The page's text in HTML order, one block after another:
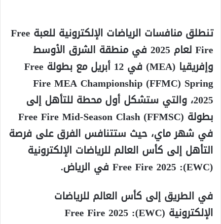
تنطلق منافسات الرياضات الإلكترونية للعبة Free
Fire لعام 2025 في منطقة الشرق الأوسط
وإفريقيا (MEA) في 12 أبريل مع بطولة Free
Fire MEA Championship (FFMC) Spring
2025، والتي ستشكل أول محطة للتأهل إلى
بطولة Free Fire Mid-Season Clash (FFMSC)
في شهر ماي، حيث ستتنافس الفرق على فرصة
التأهل إلى كأس العالم للرياضات الإلكترونية
(EWC): Free Fire 2025 في الرياض.
في الطريق إلى كأس العالم للرياضات
الإلكترونية (EWC): Free Fire 2025